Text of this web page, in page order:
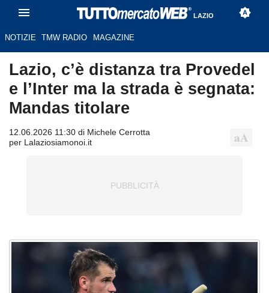
LAZIO
NOTIZIE TMW RADIO MAGAZINE
Lazio, c’è distanza tra Provedel
e l’Inter ma la strada è segnata:
Mandas titolare
12.06.2026 11:30 di Michele Cerrotta
per Lalaziosiamonoi.it